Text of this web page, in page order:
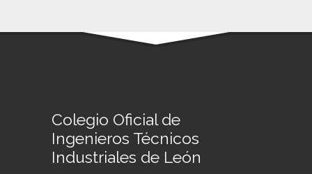
Colegio Oficial de
Ingenieros Técnicos
Industriales de León